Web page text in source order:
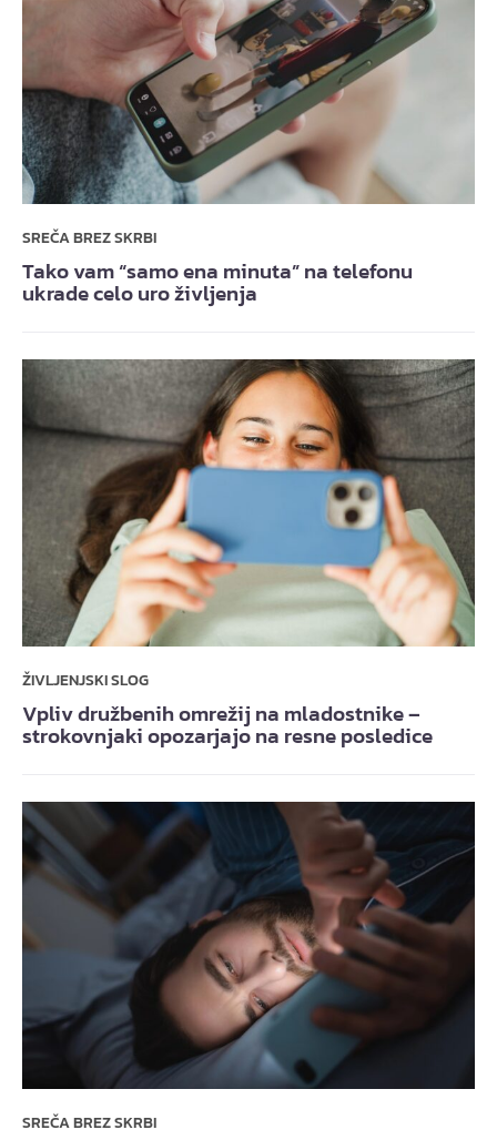
SREČA BREZ SKRBI
Tako vam “samo ena minuta” na telefonu
ukrade celo uro življenja
ŽIVLJENJSKI SLOG
Vpliv družbenih omrežij na mladostnike –
strokovnjaki opozarjajo na resne posledice
SREČA BREZ SKRBI